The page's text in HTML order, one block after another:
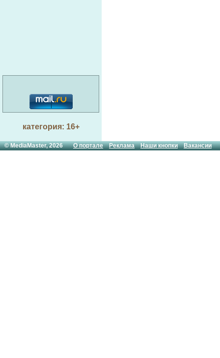
категория: 16+
© MediaMaster, 2026О портале Реклама Наши кнопки Вакансии